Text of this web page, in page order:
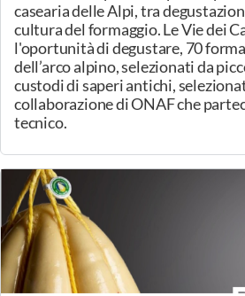
15/05/2025
Bianconese (PR), Tradizioni camune
Viaggio alla scoperta di piccoli
latte crudo della Val Camonica.